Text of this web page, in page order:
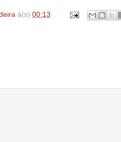
à(s) 00:13